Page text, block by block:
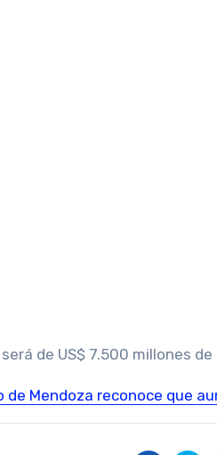
será de US$ 7.500 millones
de Mendoza reconoce que